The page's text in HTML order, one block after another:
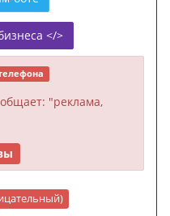
</>
"реклама,